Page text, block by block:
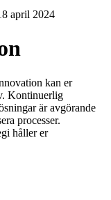
april 2024
kan er
Kontinuerlig
är avgörande
processer.
håller er